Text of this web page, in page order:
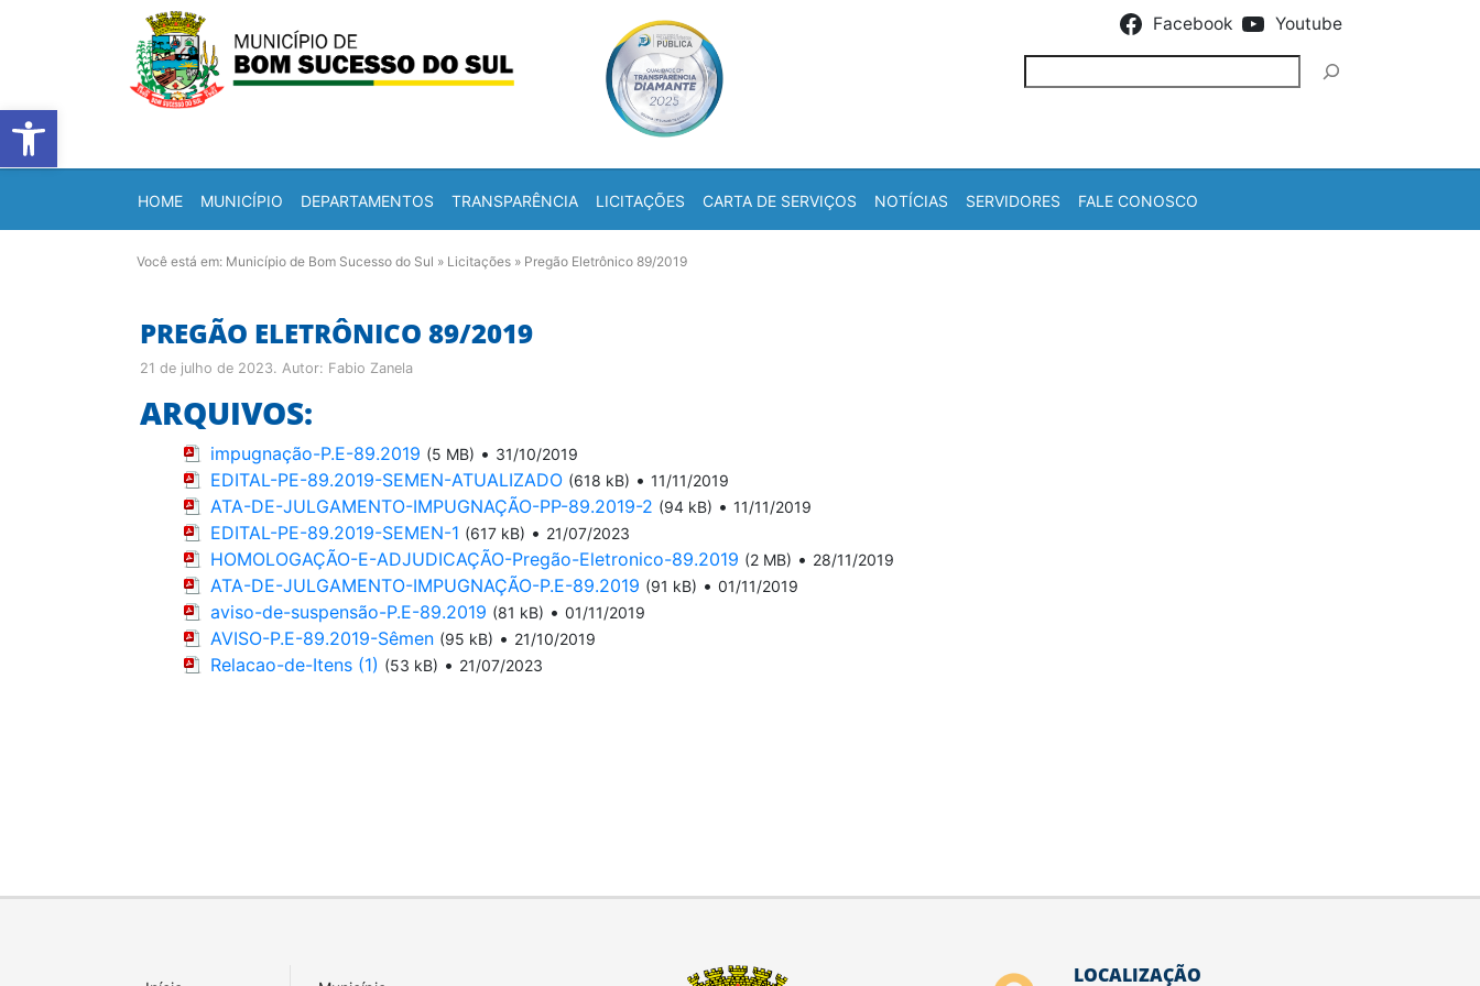
Barra de Ferramentas Aberta
Facebook Youtube
HOME MUNICÍPIO DEPARTAMENTOS TRANSPARÊNCIA LICITAÇÕES CARTA DE SERVIÇOS NOTÍCIAS SERVIDORES FALE CONOSCO
Você está em: Município de Bom Sucesso do Sul » Licitações » Pregão Eletrônico 89/2019
PREGÃO ELETRÔNICO 89/2019
21 de julho de 2023. Autor: Fabio Zanela
ARQUIVOS:
impugnação-P.E-89.2019 (5 MB) • 31/10/2019
EDITAL-PE-89.2019-SEMEN-ATUALIZADO (618 kB) • 11/11/2019
ATA-DE-JULGAMENTO-IMPUGNAÇÃO-PP-89.2019-2 (94 kB) • 11/11/2019
EDITAL-PE-89.2019-SEMEN-1 (617 kB) • 21/07/2023
HOMOLOGAÇÃO-E-ADJUDICAÇÃO-Pregão-Eletronico-89.2019 (2 MB) • 28/11/2019
ATA-DE-JULGAMENTO-IMPUGNAÇÃO-P.E-89.2019 (91 kB) • 01/11/2019
aviso-de-suspensão-P.E-89.2019 (81 kB) • 01/11/2019
AVISO-P.E-89.2019-Sêmen (95 kB) • 21/10/2019
Relacao-de-Itens (1) (53 kB) • 21/07/2023
LOCALIZAÇÃO